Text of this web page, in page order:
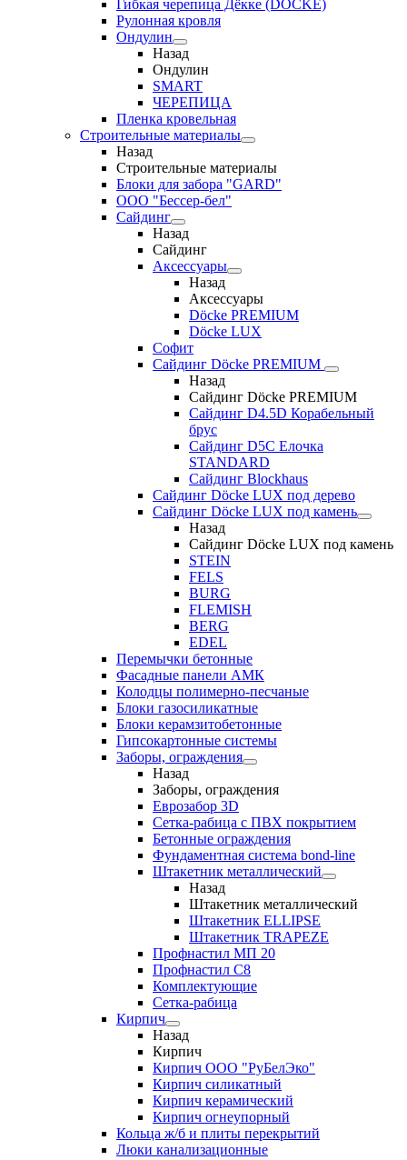
Гибкая черепица Дёкке (DOCKE)
Рулонная кровля
Ондулин
Назад
Ондулин
SMART
ЧЕРЕПИЦА
Пленка кровельная
Строительные материалы
Назад
Строительные материалы
Блоки для забора "GARD"
ООО "Бессер-бел"
Сайдинг
Назад
Сайдинг
Аксессуары
Назад
Аксессуары
Döcke PREMIUM
Döcke LUX
Софит
Сайдинг Döcke PREMIUM
Назад
Сайдинг Döcke PREMIUM
Сайдинг D4.5D Корабельный
брус
Сайдинг D5С Елочка
STANDARD
Сайдинг Blockhaus
Сайдинг Döcke LUX под дерево
Сайдинг Döcke LUX под камень
Назад
Сайдинг Döcke LUX под камень
STEIN
FELS
BURG
FLEMISH
BERG
EDEL
Перемычки бетонные
Фасадные панели АМК
Колодцы полимерно-песчаные
Блоки газосиликатные
Блоки керамзитобетонные
Гипсокартонные системы
Заборы, ограждения
Назад
Заборы, ограждения
Еврозабор 3D
Сетка-рабица с ПВХ покрытием
Бетонные ограждения
Фундаментная система bond-line
Штакетник металлический
Назад
Штакетник металлический
Штакетник ELLIPSE
Штакетник TRAPEZE
Профнастил МП 20
Профнастил С8
Комплектующие
Сетка-рабица
Кирпич
Назад
Кирпич
Кирпич ООО "РуБелЭко"
Кирпич силикатный
Кирпич керамический
Кирпич огнеупорный
Кольца ж/б и плиты перекрытий
Люки канализационные